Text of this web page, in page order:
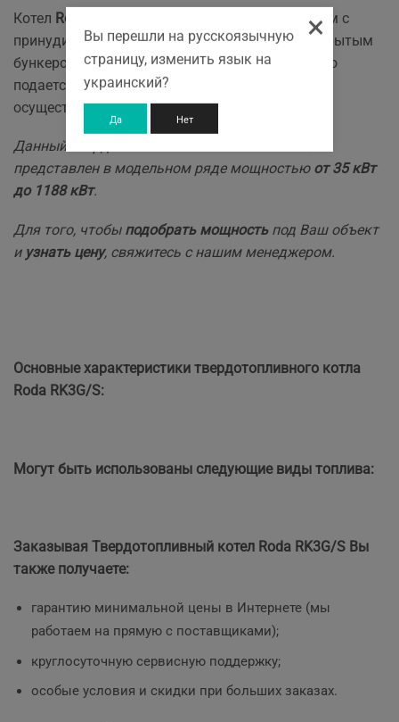
Котел Roda RK3G/S-30
предназначен для систем с
принудительной циркуляцией. Он оснащен закрытым
бункером с защитой от возгорания, где топливо
подается с помощью шнека. Управление
осуществляется на интерфейсной панели.
Данный твердотопливный котел Roda RK3G
представлен в модельном ряде мощностью от 35 кВт
до 1188 кВт.
Для того, чтобы подобрать мощностьпод Ваш объект
и узнать цену, свяжитесь с нашим менеджером.
Основные характеристики твердотопливного котла
Roda RK3G/S:
Могут быть использованы следующие виды топлива:
Заказывая Твердотопливный котел Roda RK3G/S Вы
также получаете:
гарантию минимальной цены в Интернете (мы
работаем на прямую с поставщиками);
круглосуточную сервисную поддержку;
особые условия и скидки при больших заказах.
×
Вы перешли на русскоязычную
страницу, изменить язык на
украинский?
Да Нет